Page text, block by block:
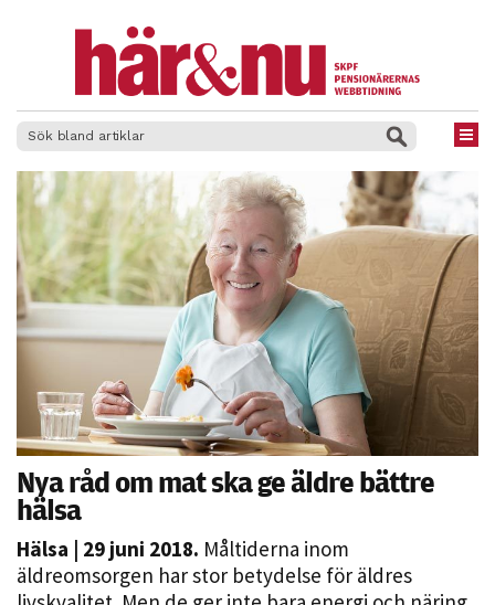
Nya råd om mat ska ge äldre bättre
hälsa
Hälsa | 29 juni 2018. Måltiderna inom
äldreomsorgen har stor betydelse för äldres